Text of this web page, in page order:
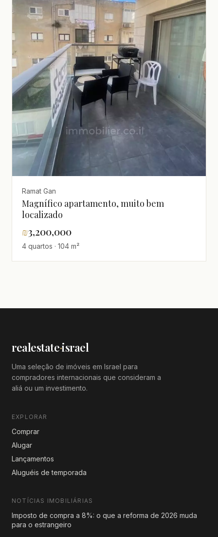
Ramat Gan
Magnífico apartamento, muito bem
localizado
₪3,200,000
4 quartos · 104 m²
realestate·israel
Uma seleção de imóveis em Israel para
compradores internacionais que consideram a
aliá ou um investimento.
EXPLORAR
Comprar
Alugar
Lançamentos
Aluguéis de temporada
NOTÍCIAS IMOBILIÁRIAS
Imposto de compra a 8%: o que a reforma de 2026 muda
para o estrangeiro